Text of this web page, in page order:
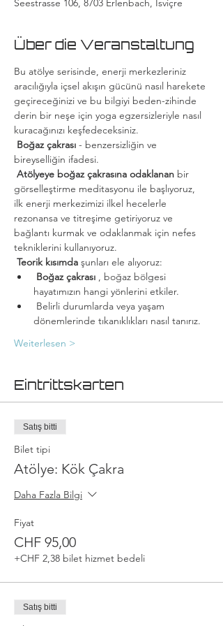
Seestrasse 106, 8703 Erlenbach, İsviçre
Über die Veranstaltung
Bu atölye serisinde, enerji merkezleriniz
aracılığıyla içsel akışın gücünü nasıl harekete
geçireceğinizi ve bu bilgiyi beden-zihinde
derin bir neşe için yoga egzersizleriyle nasıl
kuracağınızı keşfedeceksiniz.
Boğaz çakrası - benzersizliğin ve
bireyselliğin ifadesi.
Atölyeye boğaz çakrasına odaklanan bir
görselleştirme meditasyonu ile başlıyoruz,
ilk enerji merkezimizi ilkel hecelerle
rezonansa ve titreşime getiriyoruz ve
bağlantı kurmak ve odaklanmak için nefes
tekniklerini kullanıyoruz.
Teorik kısımda şunları ele alıyoruz:
Boğaz çakrası , boğaz bölgesi
hayatımızın hangi yönlerini etkiler.
dönemlerinde tıkanıklıkları nasıl tanırız.
Weiterlesen >
Eintrittskarten
Satış bitti
Bilet tipi
Atölye: Kök Çakra
Daha Fazla Bilgi
Fiyat
CHF 95,00
+CHF 2,38 bilet hizmet bedeli
Satış bitti